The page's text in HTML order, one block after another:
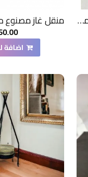
منقل معدني كامل بتصميم عملي وأنيق مقاس 120 *60سم
اضافة